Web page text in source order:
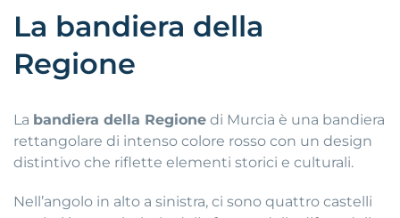
La bandiera della
Regione
La bandiera della Regione di Murcia è una bandiera
rettangolare di intenso colore rosso con un design
distintivo che riflette elementi storici e culturali.
Nell’angolo in alto a sinistra, ci sono quattro castelli